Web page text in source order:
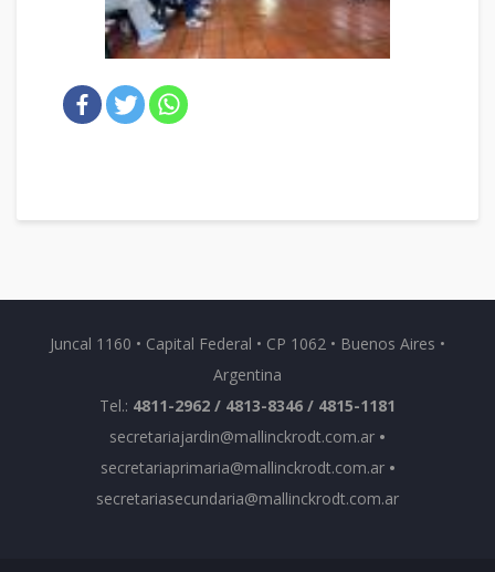
Juncal 1160 • Capital Federal • CP 1062 • Buenos Aires •
Argentina
Tel.: 4811-2962 / 4813-8346 / 4815-1181
secretariajardin@mallinckrodt.com.ar •
secretariaprimaria@mallinckrodt.com.ar •
secretariasecundaria@mallinckrodt.com.ar